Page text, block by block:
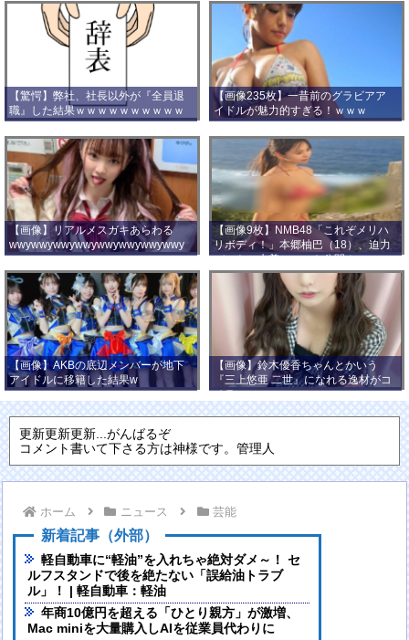
【驚愕】弊社、社長以外が『全員退
職』した結果ｗｗｗｗｗｗｗｗｗｗ
ｗｗｗ
【画像235枚】一昔前のグラビアア
イドルが魅力的すぎる！ｗｗｗ
【画像】リアルメスガキあらわる
wwywwywwywwywwywwywwywwy
wwy
【画像9枚】NMB48「これぞメリハ
リボディ！」本郷柚巴（18）、迫力
バストの水着ショット公開！
【画像】AKBの底辺メンバーが地下
アイドルに移籍した結果w
【画像】鈴木優香ちゃんとかいう
『三上悠亜 二世』になれる逸材がコ
チラ
更新更新更新...がんばるぞ
コメント書いて下さる方は神様です。管理人
ホーム ニュース 芸能
新着記事（外部）
軽自動車に“軽油”を入れちゃ絶対ダメ～！ セ
ルフスタンドで後を絶たない「誤給油トラブ
ル」！ | 軽自動車：軽油
年商10億円を超える「ひとり親方」が激増、
Mac miniを大量購入しAIを従業員代わりに